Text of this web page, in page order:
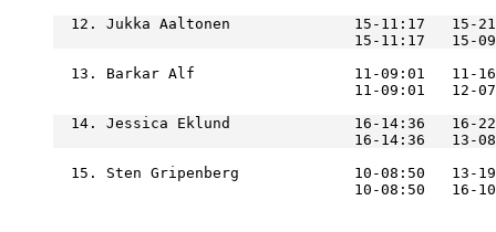
12. Jukka Aaltonen              15-11:17   15-
13. Barkar Alf                  11-09:01   11-
14. Jessica Eklund              16-14:36   16-
15. Sten Gripenberg             10-08:50   13-